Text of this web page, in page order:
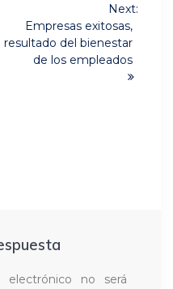
Next:
Next
post:
Empresas exitosas,
resultado del bienestar
de los empleados
no será